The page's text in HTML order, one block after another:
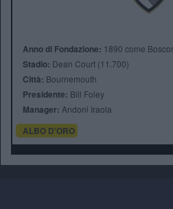
Anno di Fondazione: 1890 come
Stadio: Dean Court (11.700)
Città: Bournemouth
Presidente: Bill Foley
Manager: Andoni Iraola
ALBO D'ORO